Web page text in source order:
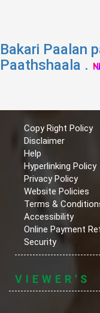
Bakari Paalan
Paathshaala .
Copy Right Policy
Disclaimer
Help
Hyperlinking Policy
Privacy Policy
Website Policies
Terms &
Accessibility
Online Payment
Security
VIEWER'S